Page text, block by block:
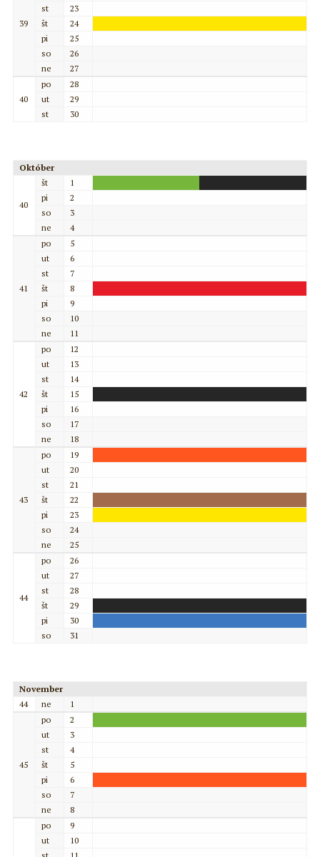
39
st
23
št
24
pi
25
so
26
ne
27
40
po
28
ut
29
st
30
Október
40
št
1
pi
2
so
3
ne
4
41
po
5
ut
6
st
7
št
8
pi
9
so
10
ne
11
42
po
12
ut
13
st
14
št
15
pi
16
so
17
ne
18
43
po
19
ut
20
st
21
št
22
pi
23
so
24
ne
25
44
po
26
ut
27
st
28
št
29
pi
30
so
31
November
44
ne 1
45
po
2
ut
3
st
4
št
5
pi
6
so
7
ne
8
po
9
ut
10